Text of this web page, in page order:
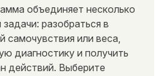
объединяет несколько
разобраться в
самочувствия или веса,
диагностику и получить
действий. Выберите